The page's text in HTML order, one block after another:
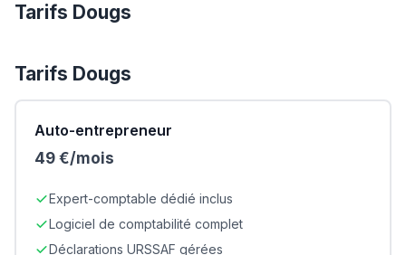
Tarifs Dougs
Tarifs Dougs
Auto-entrepreneur
49 €/mois
Expert-comptable dédié inclus
Logiciel de comptabilité complet
Déclarations URSSAF gérées